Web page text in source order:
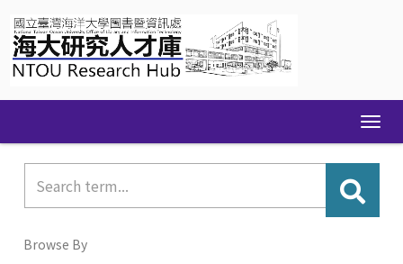
navigation
Browse By